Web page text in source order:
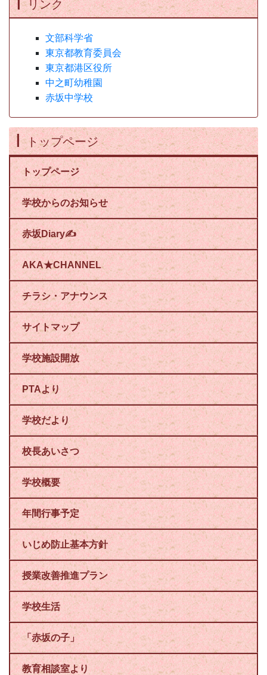
リンク
文部科学省
東京都教育委員会
東京都港区役所
中之町幼稚園
赤坂中学校
トップページ
トップページ
学校からのお知らせ
赤坂Diary✍
AKA★CHANNEL
チラシ・アナウンス
サイトマップ
学校施設開放
PTAより
学校だより
校長あいさつ
学校概要
年間行事予定
いじめ防止基本方針
授業改善推進プラン
学校生活
「赤坂の子」
教育相談室より